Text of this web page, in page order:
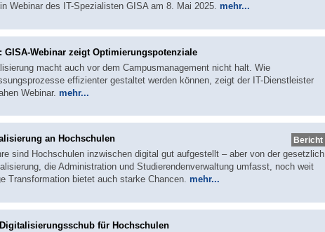
Webinar des IT-Spezialisten GISA am 8. Mai 2025. mehr...
GISA-Webinar zeigt Optimierungspotenziale
macht auch vor dem Campusmanagement nicht halt. Wie
effizienter gestaltet werden können, zeigt der IT-Dienstleister
Webinar. mehr...
Bericht
an Hochschulen
sind Hochschulen inzwischen digital gut aufgestellt – aber von der gesetzlich
die Administration und Studierendenverwaltung umfasst, noch weit
Transformation bietet auch starke Chancen. mehr...
für Hochschulen